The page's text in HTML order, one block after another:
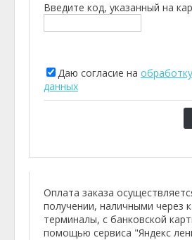
Введите код, указанный на
Даю согласие на
данных
Оплата заказа
получении, наличными через
терминалы, с банковской
помощью сервиса "Яндекс